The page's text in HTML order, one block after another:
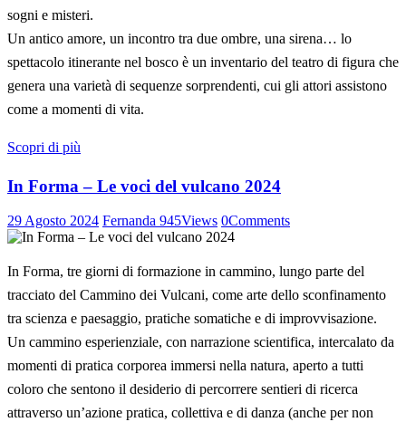
sogni e misteri.
Un antico amore, un incontro tra due ombre, una sirena… lo
spettacolo itinerante nel bosco è un inventario del teatro di figura che
genera una varietà di sequenze sorprendenti, cui gli attori assistono
come a momenti di vita.
Scopri di più
In Forma – Le voci del vulcano 2024
29 Agosto 2024 Fernanda 945Views 0Comments
In Forma, tre giorni di formazione in cammino, lungo parte del
tracciato del Cammino dei Vulcani, come arte dello sconfinamento
tra scienza e paesaggio, pratiche somatiche e di improvvisazione.
Un cammino esperienziale, con narrazione scientifica, intercalato da
momenti di pratica corporea immersi nella natura, aperto a tutti
coloro che sentono il desiderio di percorrere sentieri di ricerca
attraverso un’azione pratica, collettiva e di danza (anche per non